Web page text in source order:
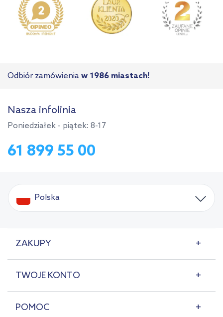
Odbiór zamówienia w 1986 miastach!
Nasza infolinia
Poniedziałek - piątek: 8-17
61 899 55 00
Polska
ZAKUPY
TWOJE KONTO
POMOC